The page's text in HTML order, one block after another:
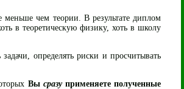
меньше чем теории. В результате диплом
в теоретическую физику, хоть в школу
определять риски и просчитывать
Вы сразуприменяете полученные